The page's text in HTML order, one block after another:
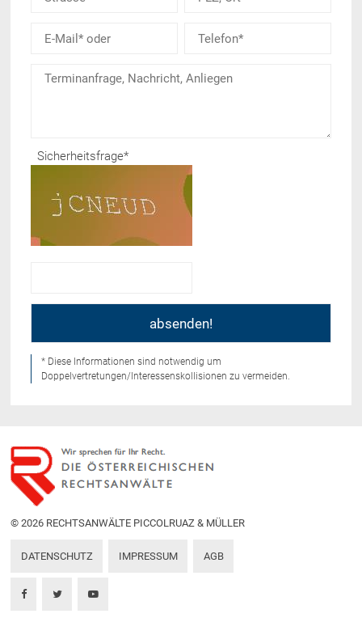
Sicherheitsfrage*
* Diese Informationen sind notwendig um
Doppelvertretungen/Interessenskollisionen zu vermeiden.
© 2026 RECHTSANWÄLTE PICCOLRUAZ & MÜLLER
DATENSCHUTZ IMPRESSUM AGB